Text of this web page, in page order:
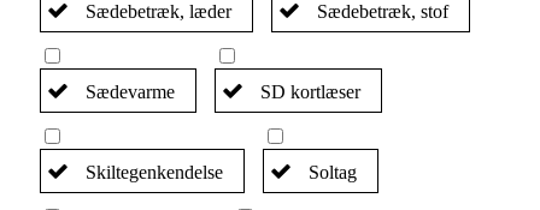
Sædebetræk, læder Sædebetræk, stof
Sædevarme SD kortlæser
Skiltegenkendelse Soltag